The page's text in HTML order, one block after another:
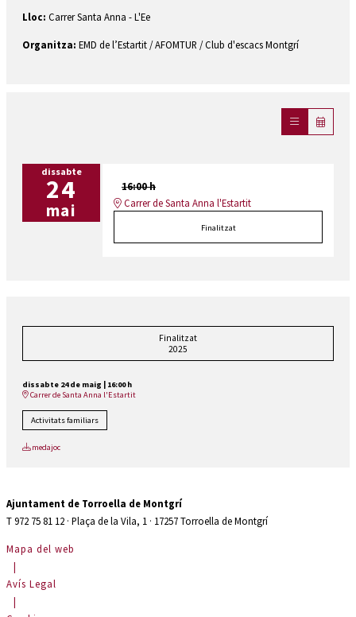
Lloc: Carrer Santa Anna - L'Ee
Organitza: EMD de l’Estartit / AFOMTUR / Club d'escacs Montgrí
dissabte
24
mai
16:00 h
Carrer de Santa Anna l'Estartit
Finalitzat
Finalitzat
2025
dissabte 24 de maig | 16:00 h
Carrer de Santa Anna l'Estartit
Activitats familiars
medajoc
Ajuntament de Torroella de Montgrí
T 972 75 81 12 · Plaça de la Vila, 1 · 17257 Torroella de Montgrí
Mapa del web
|
Avís Legal
|